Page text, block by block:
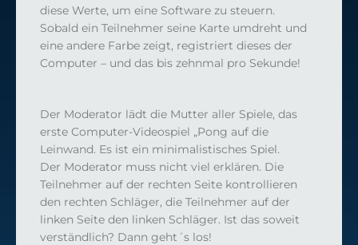
diese Werte, um eine Software zu steuern.
Sobald ein Teilnehmer seine Karte umdreht und
eine andere Farbe zeigt, registriert dieses der
Computer – und das bis zehnmal pro Sekunde!
Der Moderator lädt die Mutter aller Spiele, das
erste Computer-Videospiel „Pong auf die
Leinwand. Es ist ein minimalistisches Spiel.
Der Moderator muss nicht viel erklären. Die
Teilnehmer auf der rechten Seite kontrollieren
den rechten Schläger, die Teilnehmer auf der
linken Seite den linken Schläger. Ist das soweit
verständlich? Dann geht´s los!